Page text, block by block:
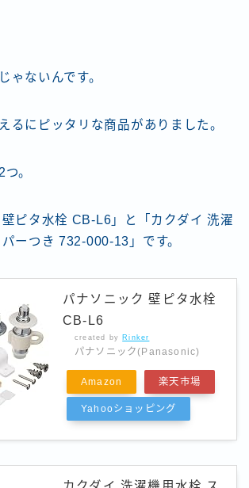
ゃないんです。
るにピッタリな商品がありました。
。
壁ピタ水栓 CB-L6」と「カクダイ 洗濯
ーつき 732-000-13」です。
パナソニック 壁ピタ水栓
CB-L6
created by Rinker
パナソニック(Panasonic)
Amazon 楽天市場
Yahooショッピング